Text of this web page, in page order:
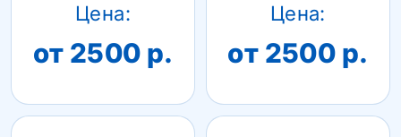
Цена:
от 2500 р.
Цена:
от 2500 р.